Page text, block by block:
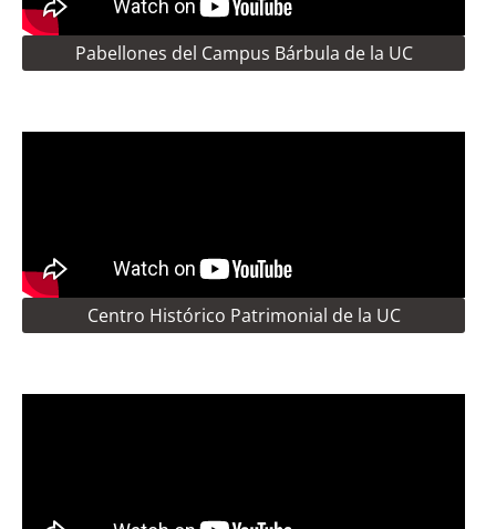
Pabellones del Campus Bárbula de la UC
Centro Histórico Patrimonial de la UC